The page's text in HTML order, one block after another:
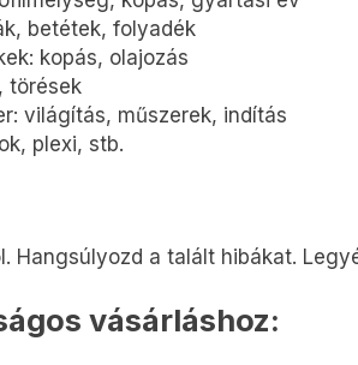
betétek, folyadék
kopás, olajozás
törések
világítás, műszerek, indítás
plexi, stb.
Hangsúlyozd a talált hibákat.
vásárláshoz: